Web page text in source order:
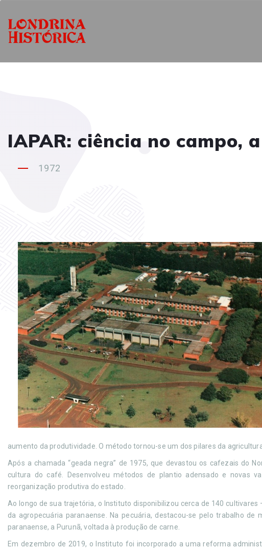
IAPAR: ciência no campo,
1972
aumento da produtividade. O método tornou-se um dos pilares da
Após a chamada “geada negra” de 1975, que devastou os cafezais do
cultura do café. Desenvolveu métodos de plantio adensado e novas
reorganização produtiva do estado.
Ao longo de sua trajetória, o Instituto disponibilizou cerca de 140
da agropecuária paranaense. Na pecuária, destacou-se pelo trabalho
paranaense, a Purunã, voltada à produção de carne.
Em dezembro de 2019, o Instituto foi incorporado a uma reforma